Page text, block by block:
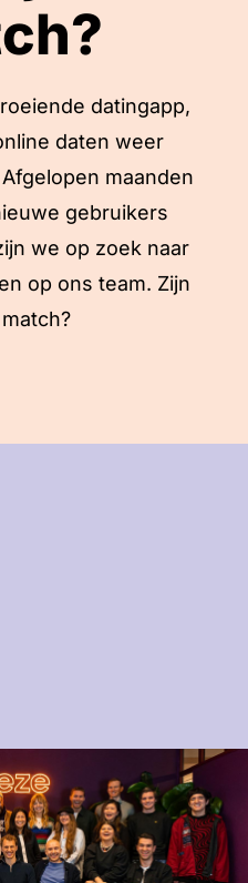
datingapp,
daten weer
maanden
gebruikers
we op zoek naar
op ons team. Zijn